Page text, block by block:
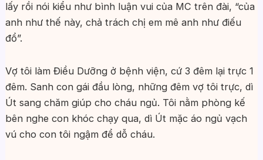
lấy rồi nói kiểu như bình luận vui của MC trên đài, “của
anh như thế này, chả trách chị em mê anh như điếu
đổ”.
Vợ tôi làm Điều Dưỡng ở bệnh viện, cứ 3 đêm lại trực 1
đêm. Sanh con gái đầu lòng, những đêm vợ tôi trực, dì
Út sang chăm giúp cho cháu ngủ. Tôi nằm phòng kế
bên nghe con khóc chạy qua, dì Út mặc áo ngủ vạch
vú cho con tôi ngậm để dỗ cháu.